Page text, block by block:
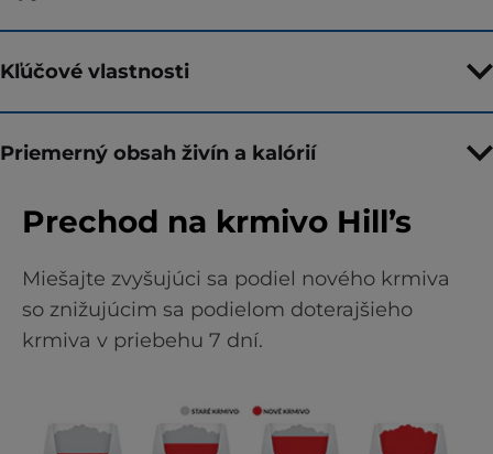
Kľúčové vlastnosti
Priemerný obsah živín a kalórií
Prechod na krmivo Hill’s
Miešajte zvyšujúci sa podiel nového krmiva
so znižujúcim sa podielom doterajšieho
krmiva v priebehu 7 dní.